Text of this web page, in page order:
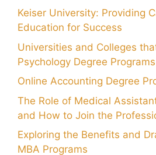
Keiser University: Providing
Education for Success
Universities and Colleges
Psychology Degree Programs
Online Accounting Degree
The Role of Medical
and How to Join the
Exploring the Benefits and
MBA Programs